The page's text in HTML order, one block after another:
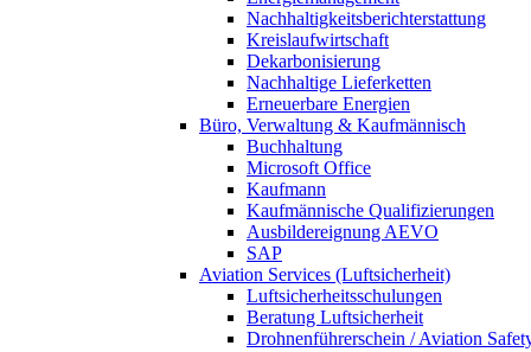
Nachhaltigkeitsberichterstattung
Kreislaufwirtschaft
Dekarbonisierung
Nachhaltige Lieferketten
Erneuerbare Energien
Büro, Verwaltung & Kaufmännisch
Buchhaltung
Microsoft Office
Kaufmann
Kaufmännische Qualifizierungen
Ausbildereignung AEVO
SAP
Aviation Services (Luftsicherheit)
Luftsicherheitsschulungen
Beratung Luftsicherheit
Drohnenführerschein / Aviation